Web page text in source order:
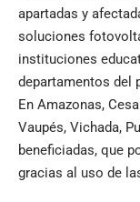
apartadas y
soluciones
instituciones
departamentos del
En Amazonas,
Vaupés, Vichada,
beneficiadas, que
gracias al uso de